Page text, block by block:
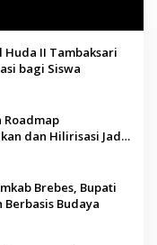
Huda II Tambaksari
bagi Siswa
Roadmap
dan Hilirisasi Jadi
Brebes, Bupati
Budaya